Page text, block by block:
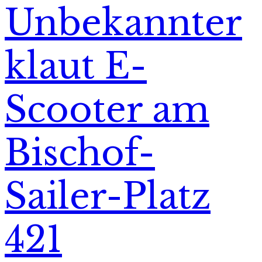
Unbekannter
klaut E-
Scooter am
Bischof-
Sailer-Platz
421